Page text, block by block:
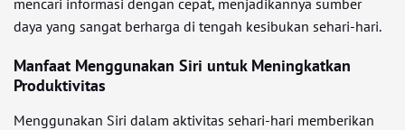
mencari informasi dengan cepat, menjadikannya sumber
daya yang sangat berharga di tengah kesibukan sehari-hari.
Manfaat Menggunakan Siri untuk Meningkatkan
Produktivitas
Menggunakan Siri dalam aktivitas sehari-hari memberikan